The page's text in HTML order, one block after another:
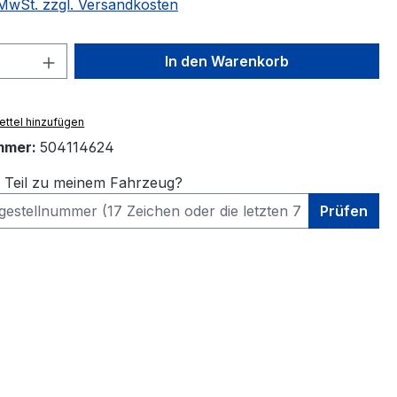
zzgl. Versandkosten
Anzahl: Gib den gewünschten Wert
In den Warenkorb
hinzufügen
504114624
Teil zu meinem Fahrzeug?
Prüfen